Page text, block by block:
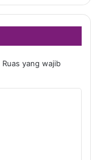
Ruas yang wajib